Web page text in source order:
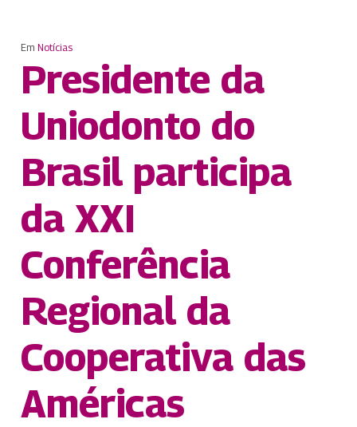
Em Notícias
Presidente da
Uniodonto do
Brasil participa
da XXI
Conferência
Regional da
Cooperativa das
Américas